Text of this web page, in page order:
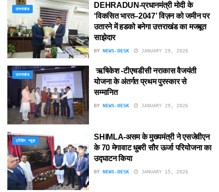
उत्तराखंड
DEHRADUN-प्रधानमंत्री मोदी के
‘विकसित भारत–2047’ विज़न को जमीन पर
उतारने में हडको बनेगा उत्तराखंड का मजबूत
साझेदार
BY NEWS-DESK JANUARY 29, 2026
उत्तराखंड
ऋषिकेश -टीएचडीसी नराकास वैजयंती
योजना के अंतर्गत प्रथम पुरस्कार से
सम्मानित
BY NEWS-DESK JANUARY 29, 2026
ट्रेंडिंग न्यूज़
SHIMLA-असम के मुख्यमंत्री ने एसजेवीएन
के 70 मेगावाट धुबरी सौर ऊर्जा परियोजना का
उद्घाटन किया
BY NEWS-DESK JANUARY 15, 2026